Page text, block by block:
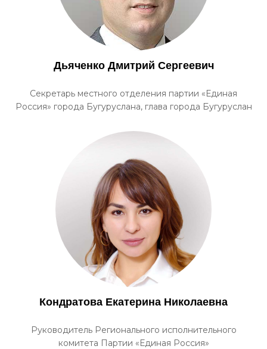
Дьяченко Дмитрий Сергеевич
Секретарь местного отделения партии «Единая
Россия» города Бугуруслана, глава города Бугуруслан
Кондратова Екатерина Николаевна
Руководитель Регионального исполнительного
комитета Партии «Единая Россия»